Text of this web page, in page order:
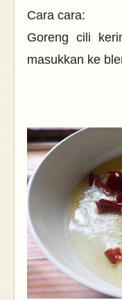
Cara cara:
Goreng cili
masukkan ke